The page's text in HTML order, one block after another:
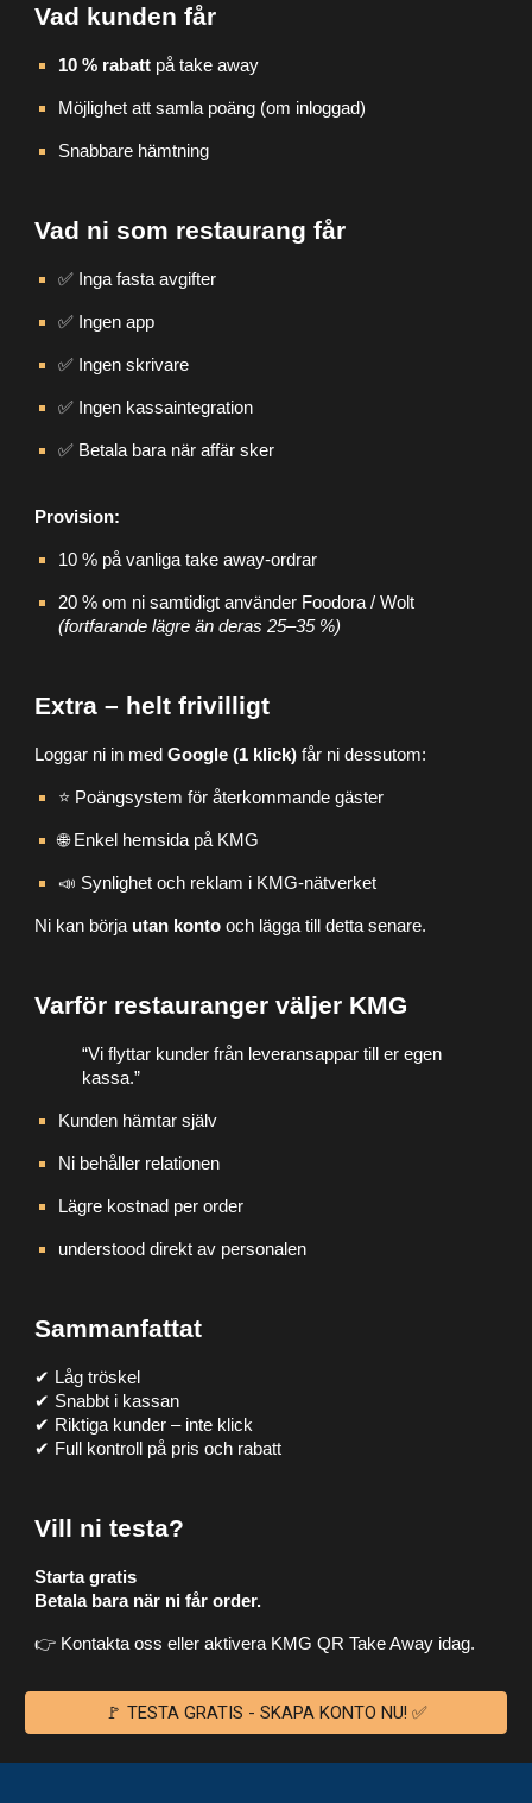
Vad kunden får
10 % rabatt på take away
Möjlighet att samla poäng (om inloggad)
Snabbare hämtning
Vad ni som restaurang får
✅ Inga fasta avgifter
✅ Ingen app
✅ Ingen skrivare
✅ Ingen kassaintegration
✅ Betala bara när affär sker
Provision:
10 % på vanliga take away-ordrar
20 % om ni samtidigt använder Foodora / Wolt
(fortfarande lägre än deras 25–35 %)
Extra – helt frivilligt
Loggar ni in medGoogle (1 klick) får ni dessutom:
⭐ Poängsystem för återkommande gäster
🌐 Enkel hemsida på KMG
📣 Synlighet och reklam i KMG-nätverket
Ni kan börja utan konto och lägga till detta senare.
Varför restauranger väljer KMG
“Vi flyttar kunder från leveransappar till er egen
kassa.”
Kunden hämtar själv
Ni behåller relationen
Lägre kostnad per order
understood direkt av personalen
Sammanfattat
✔ Låg tröskel
✔ Snabbt i kassan
✔ Riktiga kunder – inte klick
✔ Full kontroll på pris och rabatt
Vill ni testa?
Starta gratis
Betala bara när ni får order.
👉 Kontakta oss eller aktivera KMG QR Take Away idag.
🚩 TESTA GRATIS - SKAPA KONTO NU! ✅